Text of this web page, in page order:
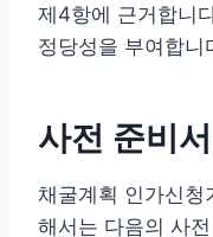
제4항에 근거합니
정당성을 부여합니
사전 준비
채굴계획 인가신청
해서는 다음의 사